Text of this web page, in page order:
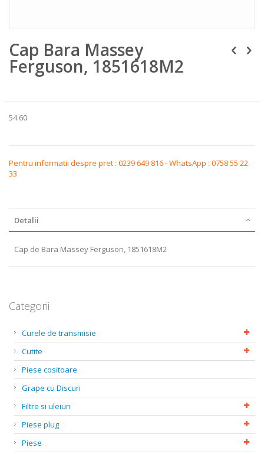
to
the
beginning
Cap Bara Massey
Ferguson, 1851618M2
54.60
Pentru informatii despre pret : 0239 649 816 - WhatsApp : 0758 55 22
33
Detalii
Cap de Bara Massey Ferguson, 1851618M2
Categorii
Curele de transmisie
Cutite
Piese cositoare
Grape cu Discuri
Filtre si uleiuri
Piese plug
Piese